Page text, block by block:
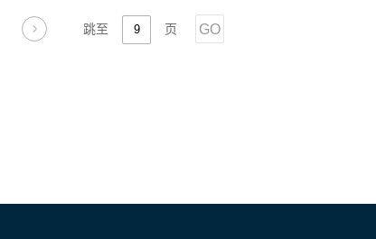
跳至 页 GO